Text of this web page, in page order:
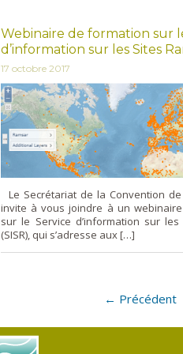
Webinaire de formation sur
d’information sur les Sites
17 octobre 2017
Le Secrétariat de la Convention
invite à vous joindre à un
sur le Service d’information sur les
(SISR), qui s’adresse aux […]
← Précédent